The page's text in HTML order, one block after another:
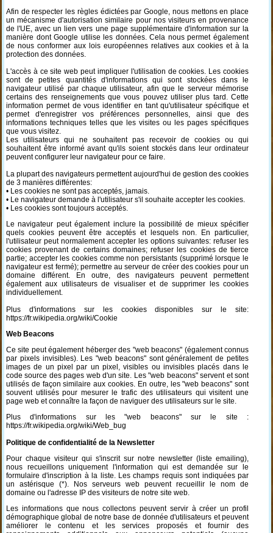
Afin de respecter les règles édictées par Google, nous mettons en place
un mécanisme d'autorisation similaire pour nos visiteurs en provenance
de l'UE, avec un lien vers une page supplémentaire d'information sur la
manière dont Google utilise les données. Cela nous permet également
de nous conformer aux lois européennes relatives aux cookies et à la
protection des données.
L'accès à ce site web peut impliquer l'utilisation de cookies. Les cookies
sont de petites quantités d'informations qui sont stockées dans le
navigateur utilisé par chaque utilisateur, afin que le serveur mémorise
certains des renseignements que vous pouvez utiliser plus tard. Cette
information permet de vous identifier en tant qu'utilisateur spécifique et
permet d'enregistrer vos préférences personnelles, ainsi que des
informations techniques telles que les visites ou les pages spécifiques
que vous visitez.
Les utilisateurs qui ne souhaitent pas recevoir de cookies ou qui
souhaitent être informé avant qu'ils soient stockés dans leur ordinateur
peuvent configurer leur navigateur pour ce faire.
La plupart des navigateurs permettent aujourd'hui de gestion des cookies
de 3 manières différentes:
• Les cookies ne sont pas acceptés, jamais.
• Le navigateur demande à l'utilisateur s'il souhaite accepter les cookies.
• Les cookies sont toujours acceptés.
Le navigateur peut également inclure la possibilité de mieux spécifier
quels cookies peuvent être acceptés et lesquels non. En particulier,
l'utilisateur peut normalement accepter les options suivantes: refuser les
cookies provenant de certains domaines; refuser les cookies de tierce
partie; accepter les cookies comme non persistants (supprimé lorsque le
navigateur est fermé); permettre au serveur de créer des cookies pour un
domaine différent. En outre, des navigateurs peuvent permettent
également aux utilisateurs de visualiser et de supprimer les cookies
individuellement.
Plus d'informations sur les cookies disponibles sur le site:
https://fr.wikipedia.org/wiki/Cookie
Web Beacons
Ce site peut également héberger des "web beacons" (également connus
par pixels invisibles). Les "web beacons" sont généralement de petites
images de un pixel par un pixel, visibles ou invisibles placés dans le
code source des pages web d'un site. Les "web beacons" servent et sont
utilisés de façon similaire aux cookies. En outre, les "web beacons" sont
souvent utilisés pour mesurer le trafic des utilisateurs qui visitent une
page web et connaître la façon de naviguer des utilisateurs sur le site.
Plus d'informations sur les "web beacons" sur le site :
https://fr.wikipedia.org/wiki/Web_bug
Politique de confidentialité de la Newsletter
Pour chaque visiteur qui s'inscrit sur notre newsletter (liste emailing),
nous recueillons uniquement l'information qui est demandée sur le
formulaire d'inscription à la liste. Les champs requis sont indiquées par
un astérisque (*). Nos serveurs web peuvent recueillir le nom de
domaine ou l'adresse IP des visiteurs de notre site web.
Les informations que nous collectons peuvent servir à créer un profil
démographique global de notre base de donnée d'utilisateurs et peuvent
améliorer le contenu et les services proposés et fournir des